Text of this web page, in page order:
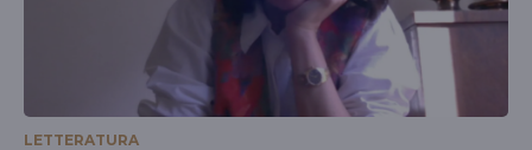
LETTERATURA